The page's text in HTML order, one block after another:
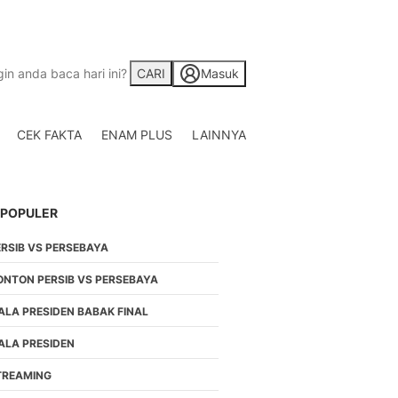
CARI Masuk
CEK FAKTA ENAM PLUS
LAINNYA
VS PERSEBAYA
PERSIB VS PERSEBAYA
PRESIDEN BABAK FINAL
PRESIDEN